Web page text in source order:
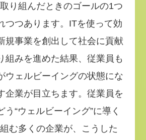
り組んだときのゴールの1つ
つつあります。ITを使って効
規事業を創出して社会に貢献
組みを進めた結果、従業員も
ウェルビーイングの状態にな
企業が目立ちます。従業員を
う“ウェルビーイング”に導く
む多くの企業が、こうした